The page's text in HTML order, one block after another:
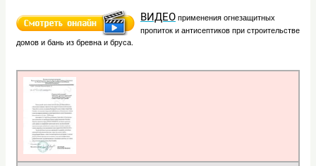
ВИДЕО применения огнезащитных
пропиток и антисептиков при строительстве
домов и бань из бревна и бруса.